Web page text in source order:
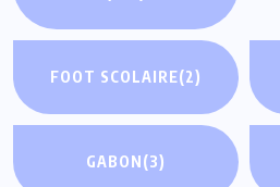
FOOT SCOLAIRE(2)
GABON(3)